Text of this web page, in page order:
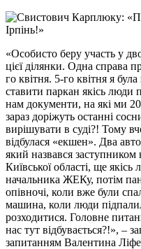
«Особисто беру участь у
цієї ділянки. Одна справа
го квітня. 5-го квітня я
ставити паркан якісь люди
нам документи, на які ми
зараз доріжуть останні
вирішувати в суді?! Тому
відбулася «екшен». Два
який назвався заступником
Київської області, ще
начальника ЖЕКу, потім
опівночі, коли вже були
машина, коли люди
розходитися. Головне
нас тут відбувається?!», –
запитанням Валентина